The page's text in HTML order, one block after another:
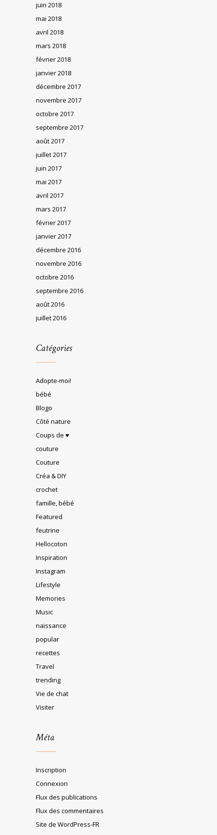
juin 2018
mai 2018
avril 2018
mars 2018
février 2018
janvier 2018
décembre 2017
novembre 2017
octobre 2017
septembre 2017
août 2017
juillet 2017
juin 2017
mai 2017
avril 2017
mars 2017
février 2017
janvier 2017
décembre 2016
novembre 2016
octobre 2016
septembre 2016
août 2016
juillet 2016
Catégories
Adopte-moi!
bébé
Blogo
Côté nature
Coups de ♥
couture
Couture
Créa & DIY
crochet
famille, bébé
Featured
feutrine
Hellocoton
Inspiration
Instagram
Lifestyle
Memories
Music
naissance
popular
recettes
Travel
trending
Vie de chat
Visiter
Méta
Inscription
Connexion
Flux des publications
Flux des commentaires
Site de WordPress-FR